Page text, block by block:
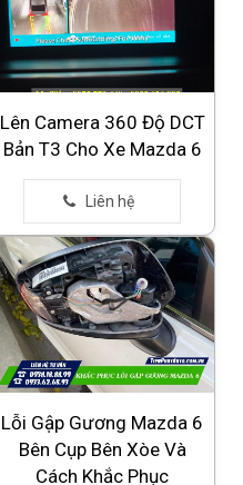
Lên Camera 360 Độ DCT
Bản T3 Cho Xe Mazda 6
Lỗi Gập Gương Mazda 6
Bên Cụp Bên Xòe Và
Cách Khắc Phục